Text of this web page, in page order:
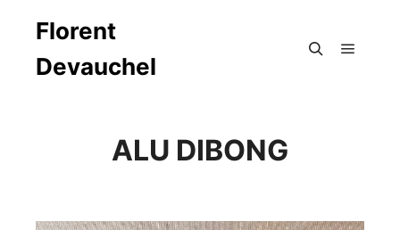
Florent
Devauchel
ALU DIBONG